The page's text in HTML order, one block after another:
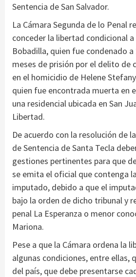
Sentencia de San Salvador.
La Cámara Segunda de lo Penal
conceder la libertad condicional
Bobadilla, quien fue condenado a
meses de prisión por el delito de
en el homicidio de Helene
quien fue encontrada muerta en
una residencial ubicada en San
Libertad.
De acuerdo con la resolución de
de Sentencia de Santa Tecla
gestiones pertinentes para que
se emita el oficial que contenga
imputado, debido a que el
bajo la orden de dicho tribunal y
penal La Esperanza o menor
Mariona.
Pese a que la Cámara ordena la
algunas condiciones, entre ellas,
del país, que debe presentarse